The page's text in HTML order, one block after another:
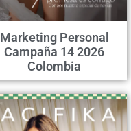
Marketing Personal
Campaña 14 2026
Colombia